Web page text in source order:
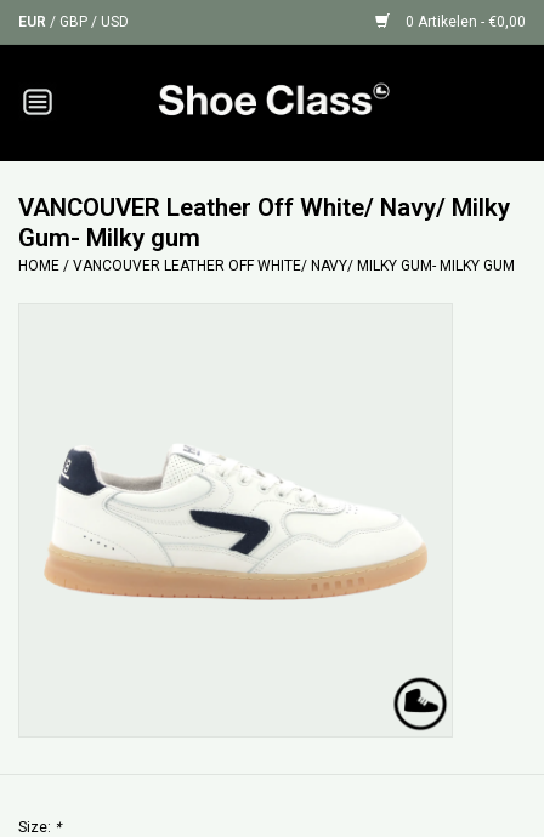
EUR / GBP / USD 0 Artikelen - €0,00
Home
Shoe Protection
VANCOUVER Leather Off White/ Navy/ Milky
Gum- Milky gum
HOME / VANCOUVER LEATHER OFF WHITE/ NAVY/ MILKY GUM- MILKY GUM
Size: *